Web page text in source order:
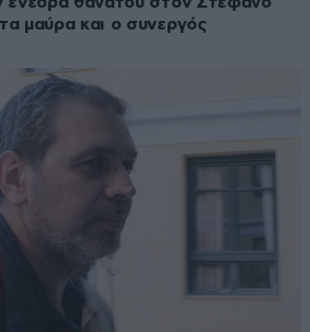
μαύρα και ο συνεργός